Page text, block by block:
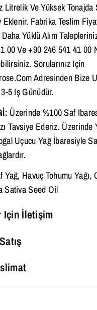
Ve Yüksek Tonajda
Fabrika Teslim
Daha Yüklü Alım
00 Ve +90 246 541 41 00
Sorularınız Için
Adresinden Bize
5 Iş Günüdür.
Üzerinde %100 Saf
Tavsiye Ederiz. Üzerinde
Uçucu Yağ İbaresiyle
Yağ, Havuç Tohumu
Sativa Seed Oil
Için İletişim